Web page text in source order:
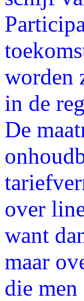
worden
in de
De
over
want
maar
die